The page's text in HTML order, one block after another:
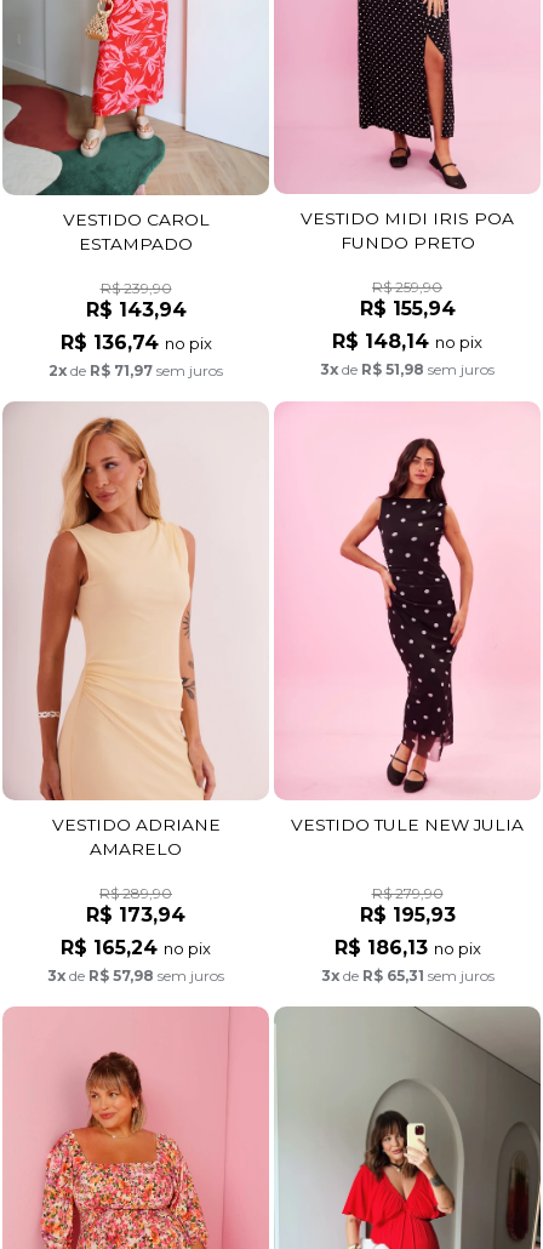
VESTIDO CAROL
ESTAMPADO
R$ 239,90
R$ 143,94
R$ 136,74 no pix
2x de R$ 71,97 sem juros
VESTIDO MIDI IRIS POA
FUNDO PRETO
R$ 259,90
R$ 155,94
R$ 148,14 no pix
3x de R$ 51,98 sem juros
VESTIDO ADRIANE
AMARELO
R$ 289,90
R$ 173,94
R$ 165,24 no pix
3x de R$ 57,98 sem juros
VESTIDO TULE NEW JULIA
R$ 279,90
R$ 195,93
R$ 186,13 no pix
3xde R$ 65,31 sem juros